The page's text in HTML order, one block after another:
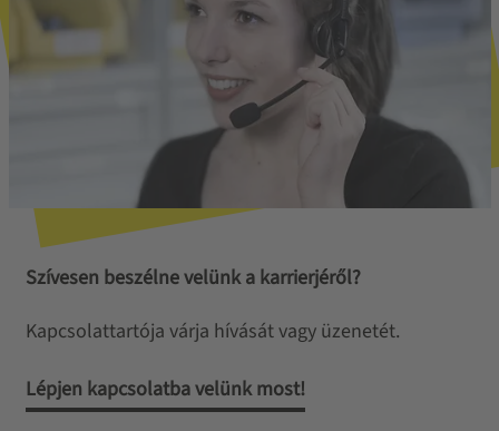
Szívesen beszélne velünk a karrierjéről?
Kapcsolattartója várja hívását vagy üzenetét.
Lépjen kapcsolatba velünk most!